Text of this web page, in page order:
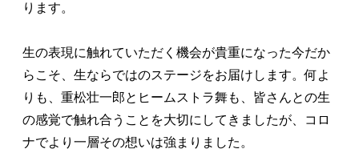
ります。
生の表現に触れていただく機会が貴重になった今だか
らこそ、生ならではのステージをお届けします。何よ
りも、重松壮一郎とヒームストラ舞も、皆さんとの生
の感覚で触れ合うことを大切にしてきましたが、コロ
ナでより一層その想いは強まりました。